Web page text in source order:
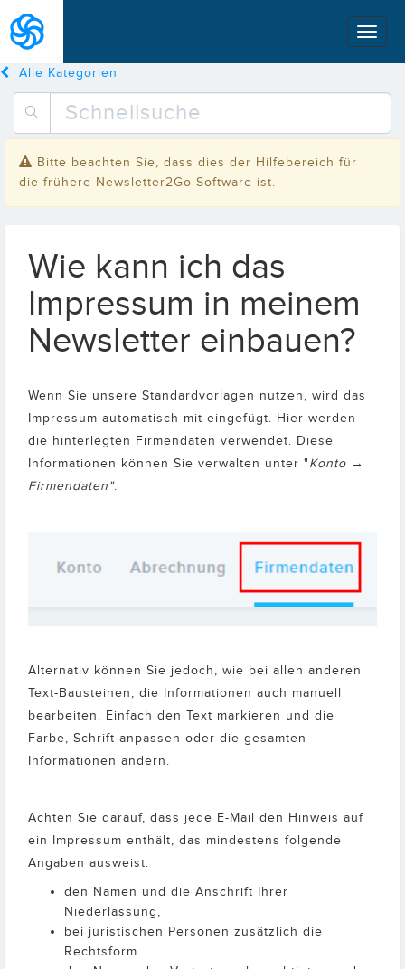
Alle Kategorien
Bitte beachten Sie, dass dies der Hilfebereich für
die frühere Newsletter2Go Software ist.
Wie kann ich das
Impressum in meinem
Newsletter einbauen?
Wenn Sie unsere Standardvorlagen nutzen, wird das
Impressum automatisch mit eingefügt. Hier werden
die hinterlegten Firmendaten verwendet. Diese
Informationen können Sie verwalten unter "Konto →
Firmendaten".
Alternativ können Sie jedoch, wie bei allen anderen
Text-Bausteinen, die Informationen auch manuell
bearbeiten. Einfach den Text markieren und die
Farbe, Schrift anpassen oder die gesamten
Informationen ändern.
Achten Sie darauf, dass jede E-Mail den Hinweis auf
ein Impressum enthält, das mindestens folgende
Angaben ausweist:
den Namen und die Anschrift Ihrer
Niederlassung,
bei juristischen Personen zusätzlich die
Rechtsform